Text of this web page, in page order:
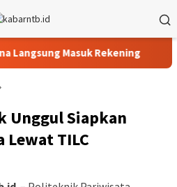
Masuk Rekening
Unggul Siapkan
Lewat TILC